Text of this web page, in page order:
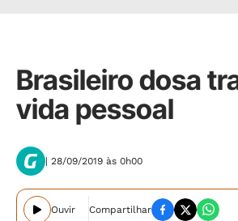
Brasileiro dosa
vida pessoal
| 28/09/2019 às 0h00
Ouvir Compartilhar